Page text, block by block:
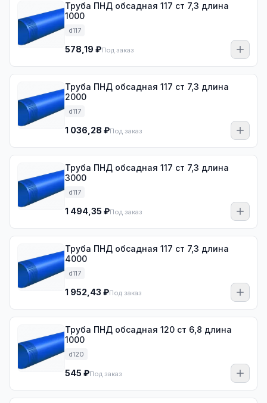
Труба ПНД обсадная 117 ст 7,3 длина
1000
d117
578,19 ₽Под заказ
Труба ПНД обсадная 117 ст 7,3 длина
2000
d117
1 036,28 ₽Под заказ
Труба ПНД обсадная 117 ст 7,3 длина
3000
d117
1 494,35 ₽Под заказ
Труба ПНД обсадная 117 ст 7,3 длина
4000
d117
1 952,43 ₽Под заказ
Труба ПНД обсадная 120 ст 6,8 длина
1000
d120
545 ₽Под заказ